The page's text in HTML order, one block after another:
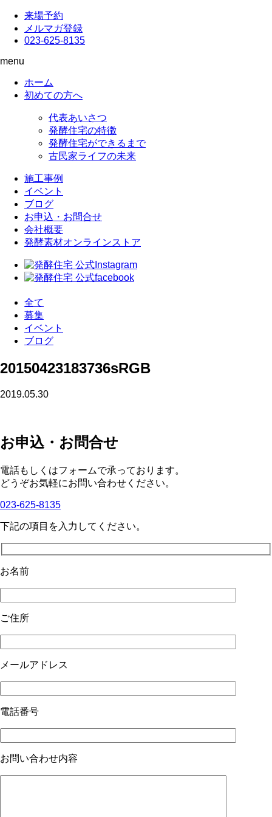
来場予約
メルマガ登録
023-625-8135
menu
ホーム
初めての方へ
代表あいさつ
発酵住宅の特徴
発酵住宅ができるまで
古民家ライフの未来
施工事例
イベント
ブログ
お申込・お問合せ
会社概要
発酵素材オンラインストア
全て
募集
イベント
ブログ
20150423183736sRGB
2019.05.30
お申込・お問合せ
電話もしくはフォームで承っております。
どうぞお気軽にお問い合わせください。
023-625-8135
下記の項目を入力してください。
お名前
ご住所
メールアドレス
電話番号
お問い合わせ内容